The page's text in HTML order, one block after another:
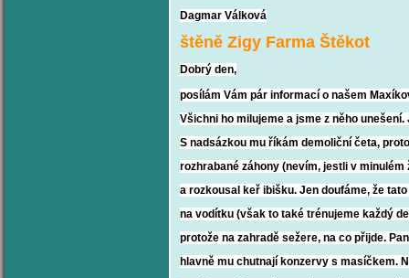
Dagmar Válková
štěně Zigy Farma Štěkot
Dobrý den,
posílám Vám pár informací o našem
Všichni ho milujeme a jsme z něho
S nadsázkou mu říkám demoliční četa,
rozhrabané záhony (nevím, jestli v
a rozkousal keř ibišku. Jen doufáme, že
na vodítku (však to také trénujeme každý
protože na zahradě sežere, na co přijde.
hlavně mu chutnají konzervy s masíčkem.